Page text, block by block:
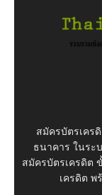
สมัครบัตรเคร
ธนาคาร ในระ
สมัครบัตรเครดิต
เครดิต พ